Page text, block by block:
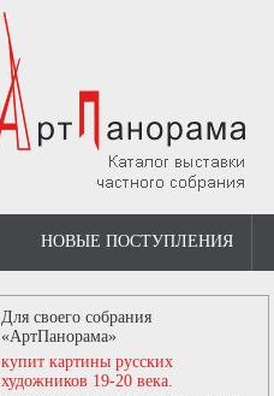
НОВЫЕ ПОСТУПЛЕНИЯ
Для своего собрания
«АртПанорама»
купит картины русских
художников 19-20 века.